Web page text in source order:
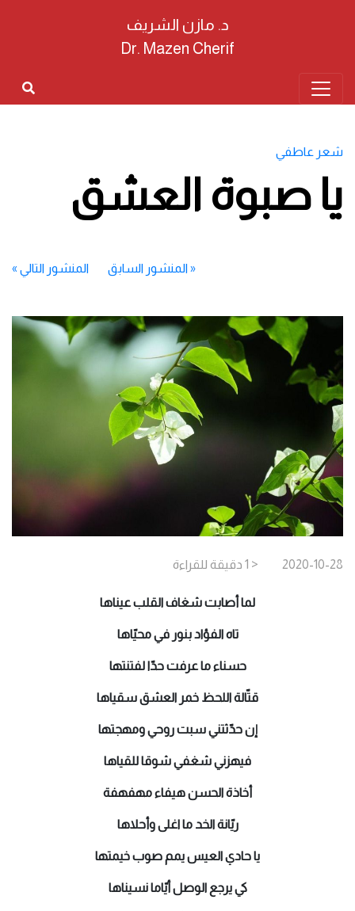
د. مازن الشريف
Dr. Mazen Cherif
شعر عاطفي
يا صبوة العشق
«المنشور السابق المنشور التالي »
2020-10-28
< 1 دقيقة للقراءة
لما أصابت شغاف القلب عيناها
تاه الفؤاد بنور في محيّاها
حسناء ما عرفت حدّا لفتنتها
قتّالة اللحظ خمر العشق سقياها
إن حدّثتني سبت روحي ومهجتها
فيهزني شغفي شوقا للقياها
أخاذة الحسن هيفاء مهفهفة
ريّانة الخد ما اغلى وأحلاها
يا حادي العيس يمم صوب خيمتها
كي يرجع الوصل أيّاما نسيناها